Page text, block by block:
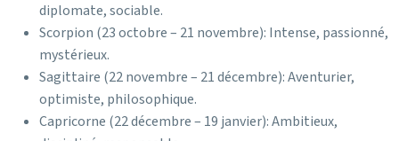
diplomate, sociable.
Scorpion (23 octobre – 21 novembre): Intense, passionné,
mystérieux.
Sagittaire (22 novembre – 21 décembre): Aventurier,
optimiste, philosophique.
Capricorne (22 décembre – 19 janvier): Ambitieux,